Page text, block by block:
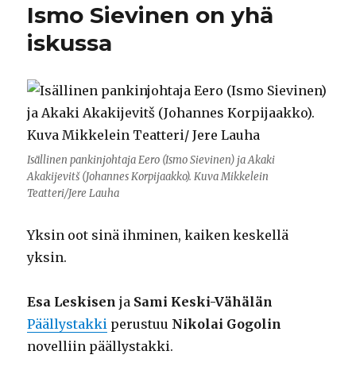
Ismo Sievinen on yhä
iskussa
Isällinen pankinjohtaja Eero (Ismo Sievinen) ja Akaki
Akakijevitš (Johannes Korpijaakko). Kuva Mikkelein
Teatteri/Jere Lauha
Yksin oot sinä ihminen, kaiken keskellä
yksin.
Esa Leskisen ja Sami Keski-Vähälän
Päällystakki perustuu Nikolai Gogolin
novelliin päällystakki.